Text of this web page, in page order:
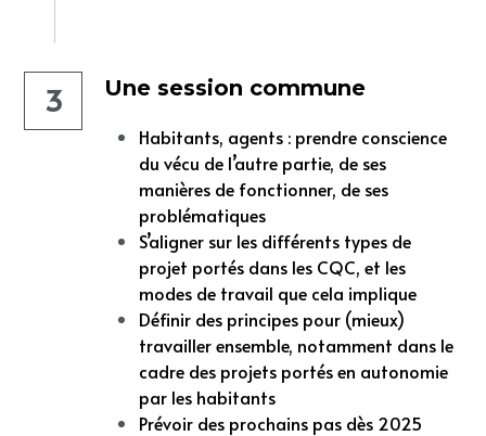
3 Une session commune
Habitants, agents : prendre conscience
du vécu de l’autre partie, de ses
manières de fonctionner, de ses
problématiques
S’aligner sur les différents types de
projet portés dans les CQC, et les
modes de travail que cela implique
Définir des principes pour (mieux)
travailler ensemble, notamment dans le
cadre des projets portés en autonomie
par les habitants
Prévoir des prochains pas dès 2025